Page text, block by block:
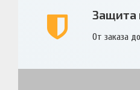
Защита
От заказа